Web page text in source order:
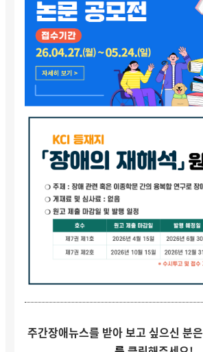
주간장애뉴스를 받아 보고 싶으신 분은